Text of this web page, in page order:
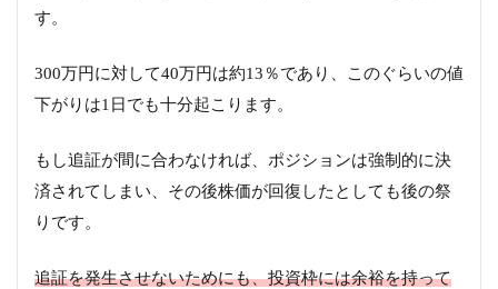
す。
300万円に対して40万円は約13％であり、このぐらいの値
下がりは1日でも十分起こります。
もし追証が間に合わなければ、ポジションは強制的に決
済されてしまい、その後株価が回復したとしても後の祭
りです。
追証を発生させないためにも、投資枠には余裕を持って